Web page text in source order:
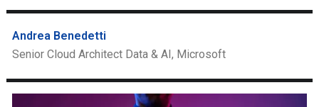
Andrea Benedetti
Senior Cloud Architect Data & AI, Microsoft